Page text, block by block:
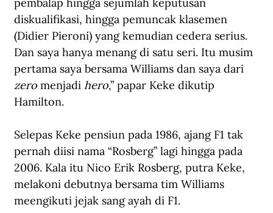
diskualifikasi, hingga pemuncak klasemen
(Didier Pieroni) yang kemudian cedera serius.
Dan saya hanya menang di satu seri. Itu musim
pertama saya bersama Williams dan saya dari
zero menjadi hero,” papar Keke dikutip
Hamilton.
Selepas Keke pensiun pada 1986, ajang F1 tak
pernah diisi nama “Rosberg” lagi hingga pada
2006. Kala itu Nico Erik Rosberg, putra Keke,
melakoni debutnya bersama tim Williams
meengikuti jejak sang ayah di F1.